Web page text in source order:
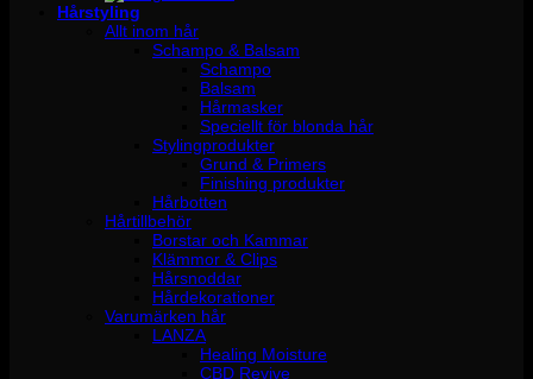
Hårstyling
Allt inom hår
Schampo & Balsam
Schampo
Balsam
Hårmasker
Speciellt för blonda hår
Stylingprodukter
Grund & Primers
Finishing produkter
Hårbotten
Hårtillbehör
Borstar och Kammar
Klämmor & Clips
Hårsnoddar
Hårdekorationer
Varumärken hår
LANZA
Healing Moisture
CBD Revive